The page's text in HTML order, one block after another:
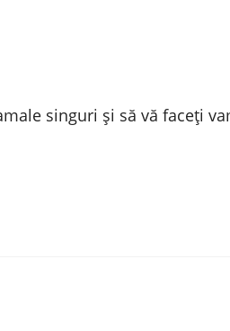
singuri și să vă faceți